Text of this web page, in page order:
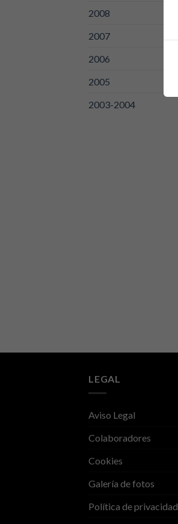
2008
2007
2006
2005
2003-2004
LEGAL
Aviso Legal
Colaboradores
Cookies
Galería de fotos
Política de privacidad